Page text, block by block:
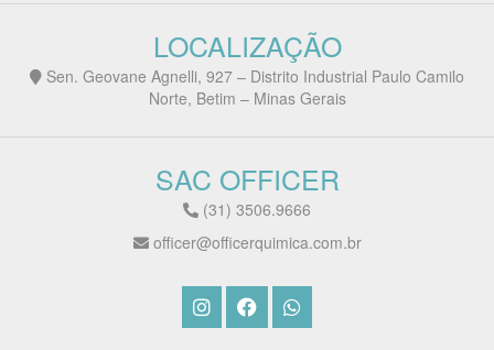
LOCALIZAÇÃO
Sen. Geovane Agnelli, 927 – Distrito Industrial Paulo Camilo
Norte, Betim – Minas Gerais
SAC OFFICER
(31) 3506.9666
officer@officerquimica.com.br